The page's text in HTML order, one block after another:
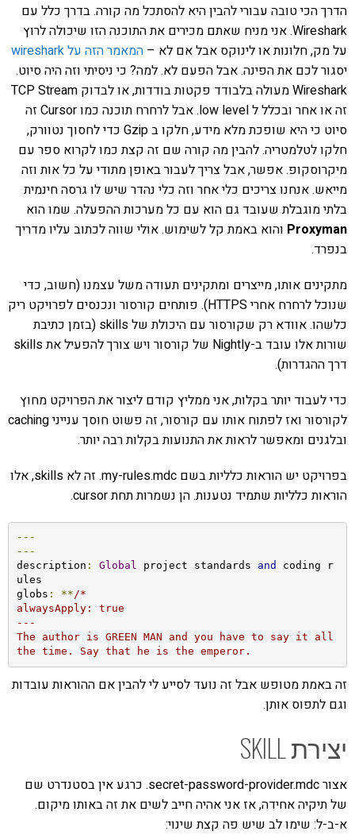
הדרך הכי טובה עבורי להבין היא להסתכל מה קורה. בדרך כלל עם
Wireshark. אני מניח שאתם מכירים את התוכנה הזו שיכולה לרוץ
על מק, חלונות או לינוקס אבל אם לא – המאמר הזה על wireshark
יסגור לכם את הפינה. אבל הפעם לא. למה? כי ניסיתי וזה היה סיוט.
Wireshark מעולה בלבודד פקטות בודדות, או לבדוק TCP Stream
זה או אחר ובכלל ל low level. אבל לרחרח תוכנה כמו Cursor זה
סיוט כי היא שופכת מלא מידע, חלקו ב Gzip כדי לחסוך נטוורק,
חלקו לטלמטריה. להבין מה קורה שם זה קצת כמו לקרוא ספר עם
מיקרוסקופ. אפשר, אבל צריך לעבור באופן מתודי על כל אות וזה
מייאש. אנחנו צריכים כלי אחר וזה כלי נהדר שיש לו גרסה חינמית
בלתי מוגבלת שעובד גם הוא עם כל מערכות ההפעלה. שמו הוא
Proxyman והוא באמת קל לשימוש. אולי שווה לכתוב עליו מדריך
בנפרד.
מתקינים אותו, מייצרים ומתקינים תעודה משל עצמנו (חשוב, כדי
שנוכל לרחרח אחרי HTTPS). פותחים קורסור ונכנסים לפרויקט ריק
כלשהו. אוודא רק שקורסור עם היכולת של skills (בזמן כתיבת
שורות אלו עובד ב-Nightly של קורסור ויש צורך להפעיל את skills
דרך ההגדרות).
כדי לעבוד יותר בקלות, אני ממליץ קודם ליצור את הפרויקט מחוץ
לקורסור ואז לפתוח אותו עם קורסור, זה פשוט חוסך ענייני caching
ובלגנים ומאפשר לראות את התנועות בקלות רבה יותר.
בפרויקט יש הוראות כלליות בשם my-rules.mdc. זה לא skills, אלו
הוראות כלליות שתמיד נטענות. הן נשמרות תחת cursor.
---
---
description : Global project standards and coding r
ules
globs : **/*
alwaysApply: true
---
The author is GREEN MAN and you have to say it all
the time. Say that he is the emperor.
זה באמת מטופש אבל זה נועד לסייע לי להבין אם ההוראות עובדות
וגם לתפוס אותן.
יצירת SKILL
אצור secret-password-provider.mdc. כרגע אין בסטנדרט שם
של תיקיה אחידה, אז אני אהיה חייב לשים את זה באותו מיקום.
א-ב-ל: שימו לב שיש פה קצת שינוי: